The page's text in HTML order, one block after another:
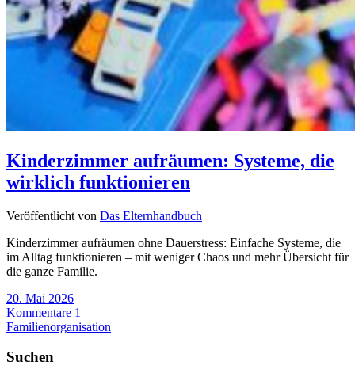
Kinderzimmer aufräumen: Systeme, die
wirklich funktionieren
Veröffentlicht von Das Elternhandbuch
Kinderzimmer aufräumen ohne Dauerstress: Einfache Systeme, die
im Alltag funktionieren – mit weniger Chaos und mehr Übersicht für
die ganze Familie.
20. Mai 2026
Kommentare 1
Familienorganisation
Suchen